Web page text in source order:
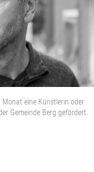
eine Künstlerin oder
Gemeinde Berg gefördert.